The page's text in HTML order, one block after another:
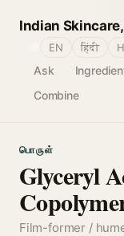
Indian
Ask
Combine
EN हिंदी
பொருள்
Glyceryl
Film-former /